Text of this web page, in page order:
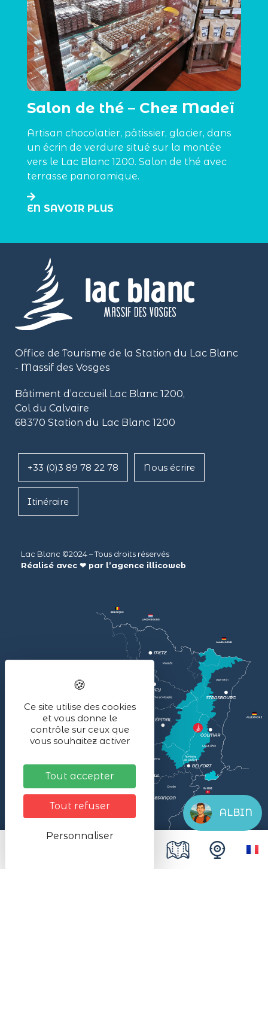
Salon de thé – Chez Madeï
Artisan chocolatier, pâtissier, glacier, dans
un écrin de verdure situé sur la montée
vers le Lac Blanc 1200. Salon de thé avec
terrasse panoramique.
EN SAVOIR PLUS
Office de Tourisme de la Station du Lac Blanc
- Massif des Vosges
Bâtiment d’accueil Lac Blanc 1200,
Col du Calvaire
68370 Station du Lac Blanc 1200
+33 (0)3 89 78 22 78 Nous écrire
Itinéraire
Lac Blanc ©2024 – Tous droits réservés
Réalisé avec ❤ par l’agence illicoweb
ALBIN
Ce site utilise des cookies
et vous donne le
contrôle sur ceux que
vous souhaitez activer
Tout accepter
Tout refuser
Personnaliser